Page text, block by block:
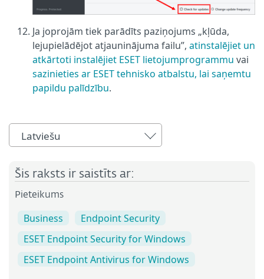
Ja joprojām tiek parādīts paziņojums „kļūda,
lejupielādējot atjauninājuma failu”, atinstalējiet un
atkārtoti instalējiet ESET lietojumprogrammu vai
sazinieties ar ESET tehnisko atbalstu, lai saņemtu
papildu palīdzību.
Latviešu
Šis raksts ir saistīts ar:
Pieteikums
Business
Endpoint Security
ESET Endpoint Security for Windows
ESET Endpoint Antivirus for Windows